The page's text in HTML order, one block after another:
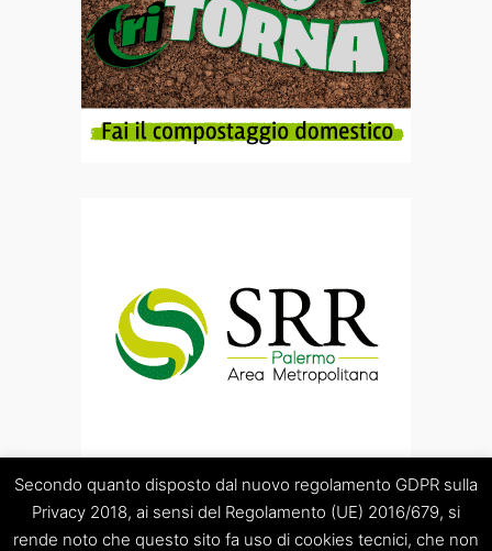
Secondo quanto disposto dal nuovo regolamento GDPR sulla
Privacy 2018, ai sensi del Regolamento (UE) 2016/679, si
rende noto che questo sito fa uso di cookies tecnici, che non